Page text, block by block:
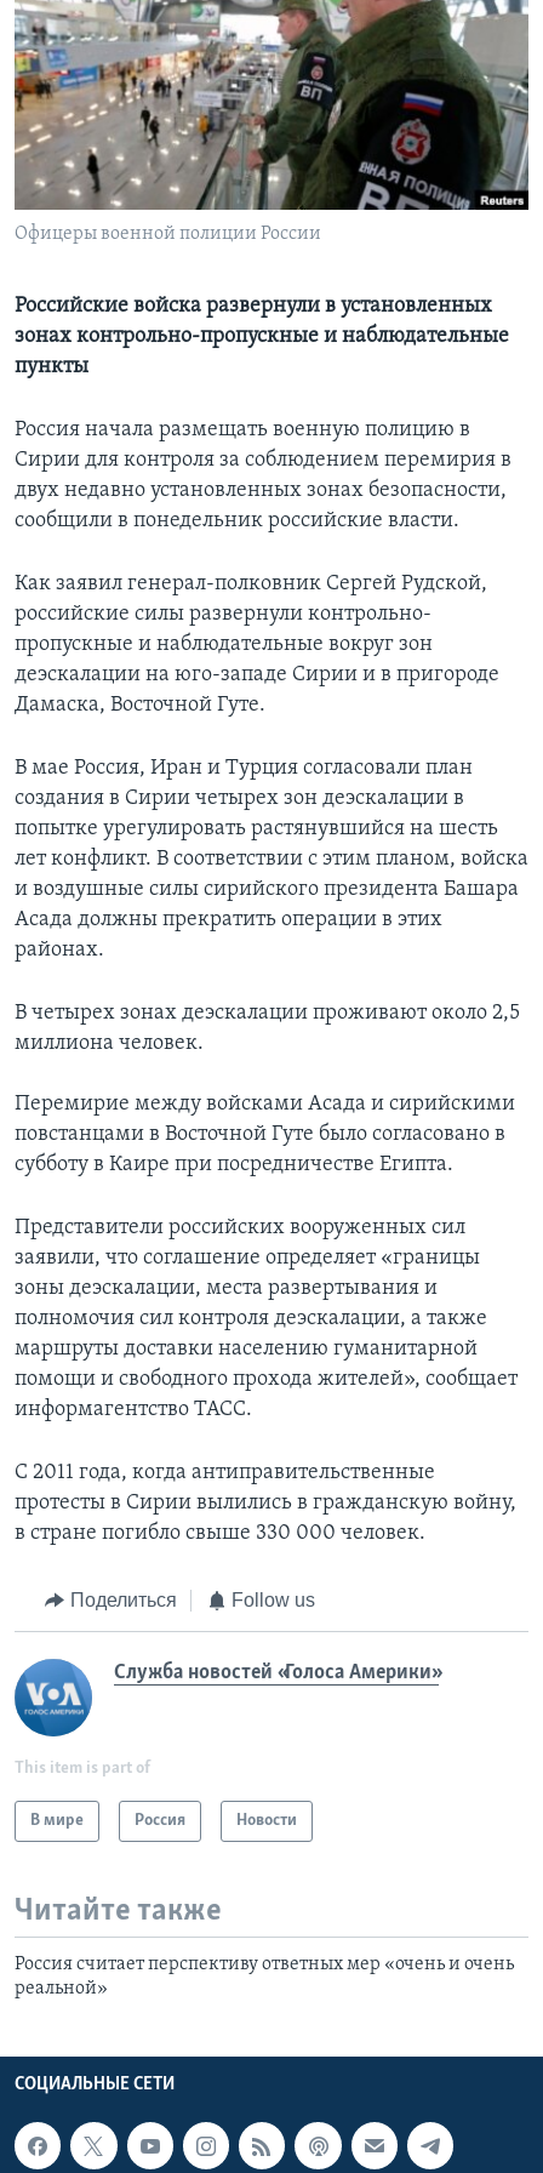
Learning English
СОЦИАЛЬНЫЕ СЕТИ
Офицеры военной полиции России
Российские войска развернули в установленных
зонах контрольно-пропускные и наблюдательные
пункты
Россия начала размещать военную полицию в
Сирии для контроля за соблюдением перемирия в
двух недавно установленных зонах безопасности,
сообщили в понедельник российские власти.
Как заявил генерал-полковник Сергей Рудской,
российские силы развернули контрольно-
пропускные и наблюдательные вокруг зон
деэскалации на юго-западе Сирии и в пригороде
Дамаска, Восточной Гуте.
В мае Россия, Иран и Турция согласовали план
создания в Сирии четырех зон деэскалации в
попытке урегулировать растянувшийся на шесть
лет конфликт. В соответствии с этим планом, войска
и воздушные силы сирийского президента Башара
Асада должны прекратить операции в этих
районах.
В четырех зонах деэскалации проживают около 2,5
миллиона человек.
Перемирие между войсками Асада и сирийскими
повстанцами в Восточной Гуте было согласовано в
субботу в Каире при посредничестве Египта.
Представители российских вооруженных сил
заявили, что соглашение определяет «границы
зоны деэскалации, места развертывания и
полномочия сил контроля деэскалации, а также
маршруты доставки населению гуманитарной
помощи и свободного прохода жителей», сообщает
информагентство ТАСС.
С 2011 года, когда антиправительственные
протесты в Сирии вылились в гражданскую войну,
в стране погибло свыше 330 000 человек.
Поделиться Follow us
Служба новостей «Голоса Америки»
This item is part of
В мире Россия Новости
Читайте также
Россия считает перспективу ответных мер «очень и очень
реальной»
СОЦИАЛЬНЫЕ СЕТИ